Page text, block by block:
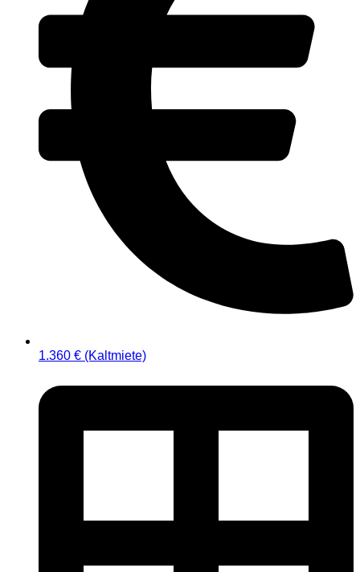
1.360 € (Kaltmiete)